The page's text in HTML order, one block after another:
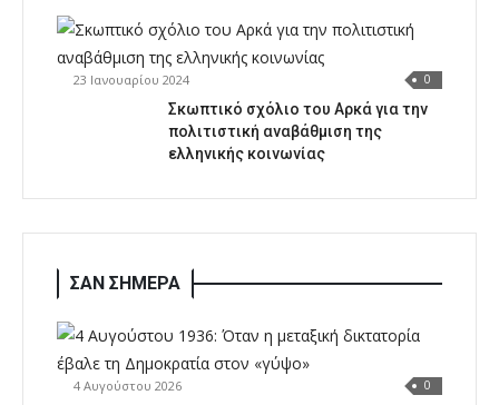
23 Ιανουαρίου 2024 0
Σκωπτικό σχόλιο του Αρκά για την
πολιτιστική αναβάθμιση της
ελληνικής κοινωνίας
ΣΑΝ ΣΗΜΕΡΑ
4 Αυγούστου 2026 0